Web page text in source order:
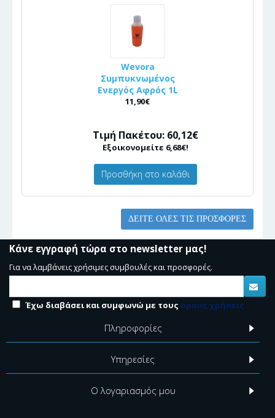
Wevora
Συμπυκνωμένος
Ενεργός Αφρός 1L
11,90€
Τιμή Πακέτου: 60,12€
Εξοικονομείτε 6,68€!
Προσθήκη στο καλάθι
ΔΕΊΤΕ ΌΛΕΣ ΤΙΣ ΠΡΟΣΦΟΡΈΣ
Κάνε εγγραφή τώρα στο newsletter μας!
Για να λαμβάνεις χρήσιμες συμβουλές και προσφορές.
Έχω διαβάσει και συμφωνώ με τους όρους χρήσεις
Πληροφορίες
Υπηρεσίες
Ο λογαριασμός μου